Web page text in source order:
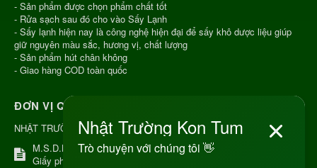
- Sản phẩm được chọn phẩm chất tốt
- Rửa sạch sau đó cho vào Sấy Lạnh
- Sấy lạnh hiện nay là công nghệ hiện đại để sấy khô dược liệu giúp
giữ nguyên màu sắc, hương vị, chất lượng
- Sản phẩm hút chân không
- Giao hàng COD toàn quốc
ĐƠN VỊ QUẢN LÝ
NHẬT TRƯỜNG KON TUM
M.S.D.N: 8344254367, Cấp tại Kon Tum.
Giấy phép số: Số 38A.8009409/HKD